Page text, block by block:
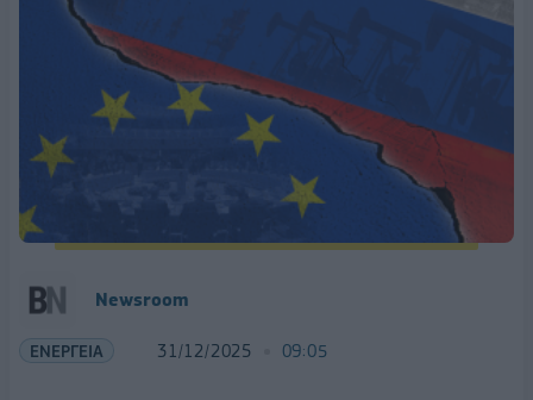
Newsroom
ΕΝΕΡΓΕΙΑ 31/12/2025 09:05